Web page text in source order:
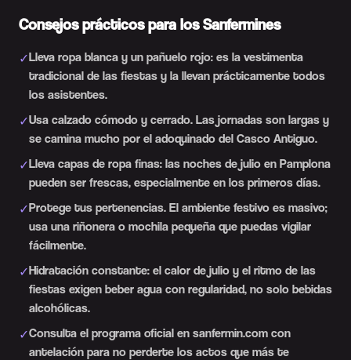
Consejos prácticos para los Sanfermines
✓Lleva ropa blanca y un pañuelo rojo: es la vestimenta
tradicional de las fiestas y la llevan prácticamente todos
los asistentes.
✓Usa calzado cómodo y cerrado. Las jornadas son largas y
se camina mucho por el adoquinado del Casco Antiguo.
✓Lleva capas de ropa finas: las noches de julio en Pamplona
pueden ser frescas, especialmente en los primeros días.
✓Protege tus pertenencias. El ambiente festivo es masivo;
usa una riñonera o mochila pequeña que puedas vigilar
fácilmente.
✓Hidratación constante: el calor de julio y el ritmo de las
fiestas exigen beber agua con regularidad, no solo bebidas
alcohólicas.
✓Consulta el programa oficial en sanfermin.com con
antelación para no perderte los actos que más te